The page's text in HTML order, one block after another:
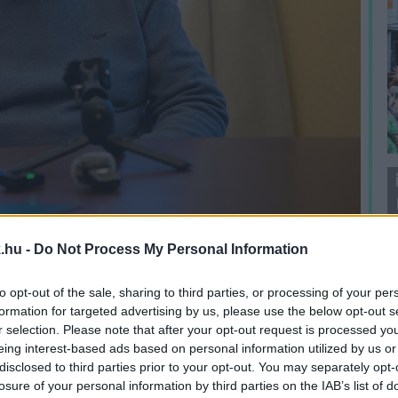
- Do Not Process My Personal Information
opt-out of the sale, sharing to third parties, or processing of your
for targeted advertising by us, please use the below opt-out
selection. Please note that after your opt-out request is processed
interest-based ads based on personal information utilized by us
to third parties prior to your opt-out. You may separately
of your personal information by third parties on the IAB’s list of
történő megszüntetését. A társulás
megépítette, amelyek
rögzítettünk a még át nem vett
a társulatot terheli, de aztán ezzel vége lehet